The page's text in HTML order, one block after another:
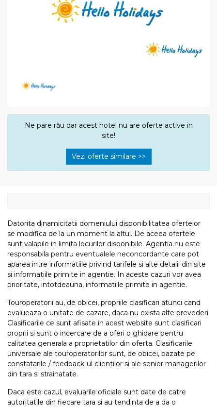
Ne pare rău dar acest hotel nu are oferte active in
site!
Vezi oferte similare >>
Datorita dinamicitatii domeniului disponibilitatea ofertelor
se modifica de la un moment la altul. De aceea ofertele
sunt valabile in limita locurilor disponibile. Agentia nu este
responsabila pentru eventualele neconcordante care pot
aparea intre informatiile privind tarifele si alte detalii din site
si informatiile primite in agentie. In aceste cazuri vor avea
prioritate, intotdeauna, informatiile primite in agentie.
Touroperatorii au, de obicei, propriile clasificari atunci cand
evalueaza o unitate de cazare, daca nu exista alte prevederi.
Clasificarile ce sunt afisate in acest website sunt clasificari
proprii si sunt o incercare de a oferi o ghidare pentru
calitatea generala a proprietatilor din oferta. Clasificarile
universale ale touroperatorilor sunt, de obicei, bazate pe
constatarile / feedback-ul clientilor si ale senior managerilor
din tara si strainatate.
Daca este cazul, evaluarile oficiale sunt date de catre
autoritatile din fiecare tara si au tendinta de a da o